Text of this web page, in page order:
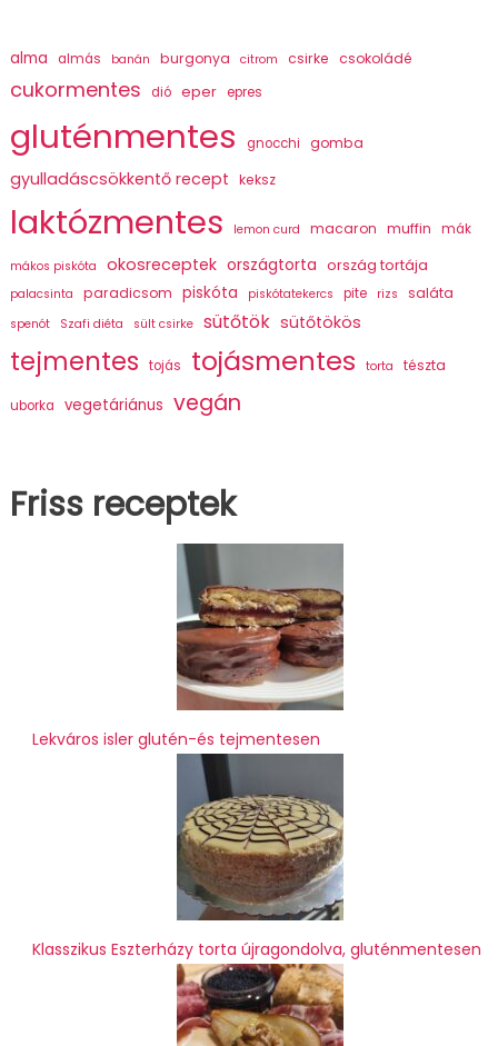
alma almás banán burgonya citrom csirke csokoládé
cukormentes dió eper epres
gluténmentes gnocchi gomba
gyulladáscsökkentő recept keksz
laktózmentes lemon curd macaron muffin mák
mákos piskóta okosreceptek országtorta ország tortája
palacsinta paradicsom piskóta piskótatekercs pite rizs saláta
spenót Szafi diéta sült csirke sütőtök sütőtökös
tejmentes tojás tojásmentes torta tészta
uborka vegetáriánus vegán
Friss receptek
Lekváros isler glutén-és tejmentesen
Klasszikus Eszterházy torta újragondolva, gluténmentesen